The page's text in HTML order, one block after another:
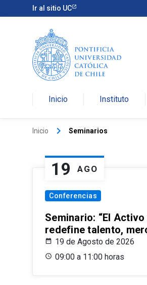
Ir al sitio UC
Inicio Instituto
Inicio keyboard_arrow_right Seminarios
19 AGO
Conferencias
Seminario: “El
redefine talento,
19 de Agosto de 2026
09:00 a 11:00 horas